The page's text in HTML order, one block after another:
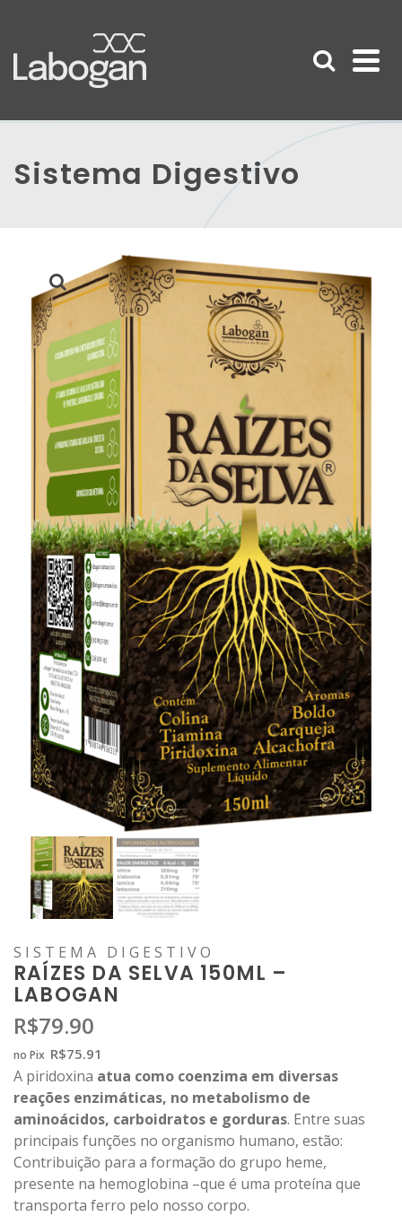
Sistema Digestivo
SISTEMA DIGESTIVO
RAÍZES DA SELVA 150ML –
LABOGAN
R$79.90
no Pix R$75.91
A piridoxina atua como coenzima em diversas
reações enzimáticas, no metabolismo de
aminoácidos, carboidratos e gorduras. Entre suas
principais funções no organismo humano, estão:
Contribuição para a formação do grupo heme,
presente na hemoglobina –que é uma proteína que
transporta ferro pelo nosso corpo.